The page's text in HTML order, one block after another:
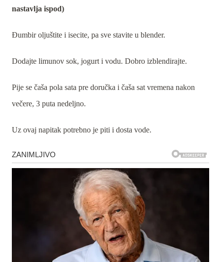
nastavlja ispod)
Đumbir oljuštite i isecite, pa sve stavite u blender.
Dodajte limunov sok, jogurt i vodu. Dobro izblendirajte.
Pije se čaša pola sata pre doručka i čaša sat vremena nakon
večere, 3 puta nedeljno.
Uz ovaj napitak potrebno je piti i dosta vode.